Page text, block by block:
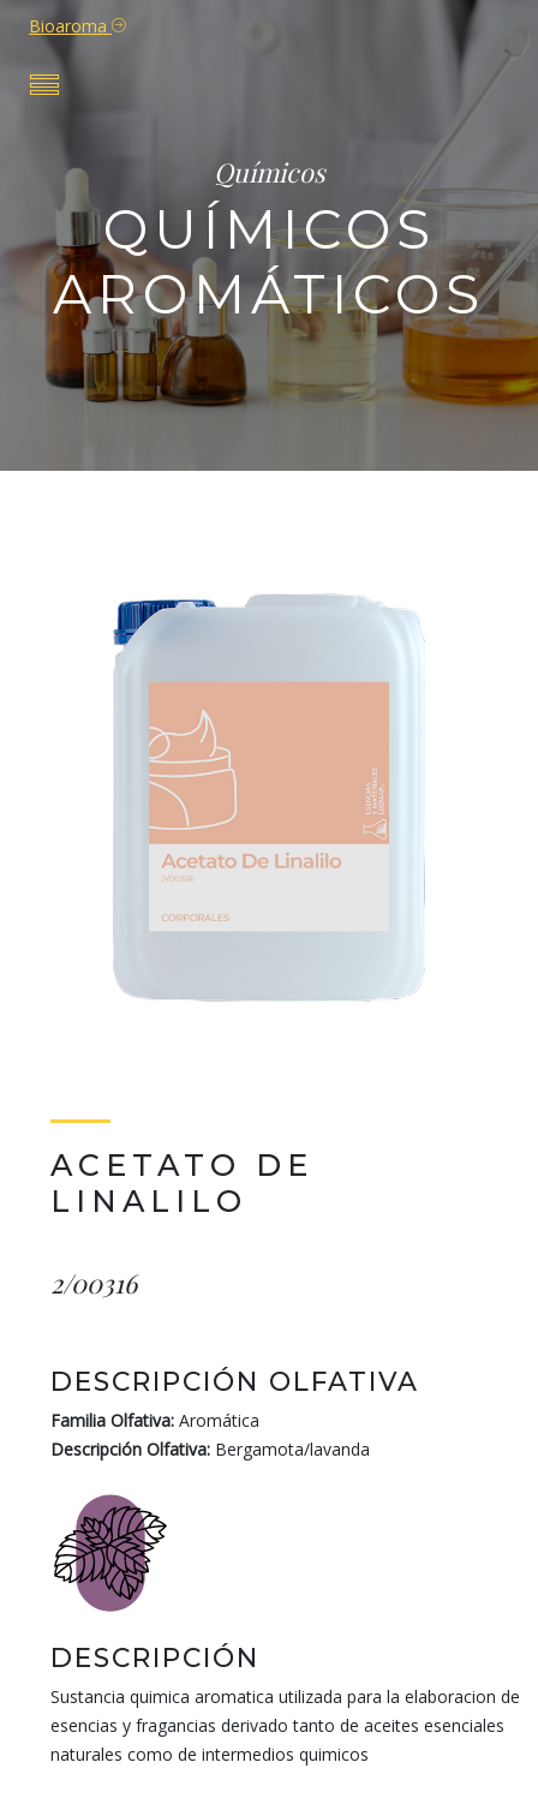
Bioaroma
Químicos
QUÍMICOS
AROMÁTICOS
ACETATO DE
LINALILO
2/00316
DESCRIPCIÓN OLFATIVA
Familia Olfativa: Aromática
Descripción Olfativa: Bergamota/lavanda
DESCRIPCIÓN
Sustancia quimica aromatica utilizada para la elaboracion de
esencias y fragancias derivado tanto de aceites esenciales
naturales como de intermedios quimicos